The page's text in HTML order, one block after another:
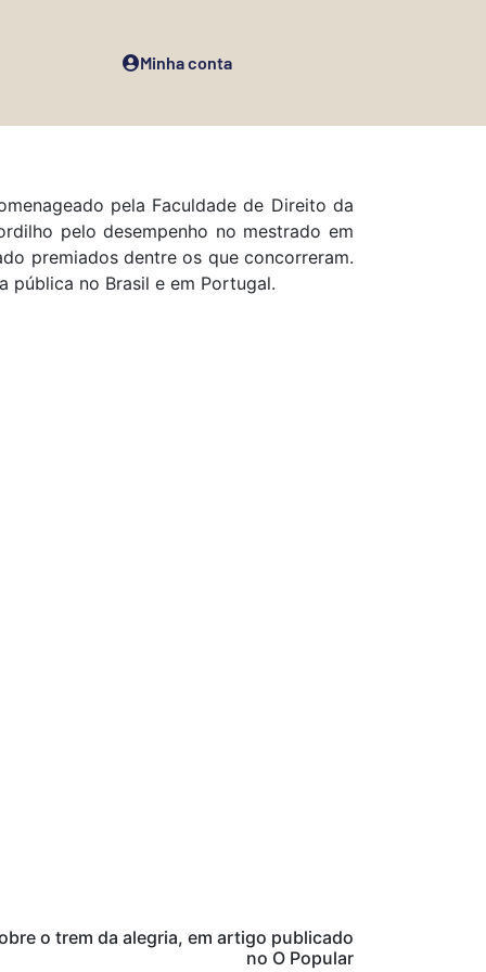
Minha conta
pela Faculdade de Direito da
pelo desempenho no mestrado em
premiados dentre os que concorreram.
pública no Brasil e em Portugal.
o trem da alegria, em artigo publicado
no O Popular